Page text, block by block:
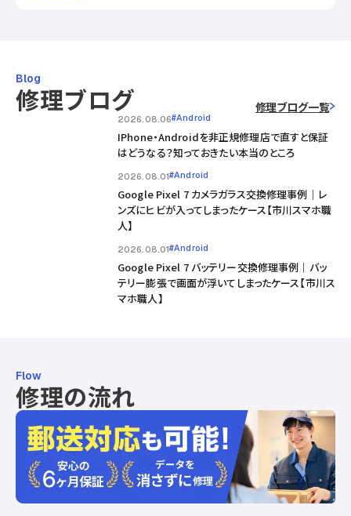
Blog
修理ブログ 修理ブログ一覧
2026.08.06#Android
IPhone・Androidを非正規修理店で直すと保証
はどうなる？知っておきたい本当のところ
2026.08.01#Android
Google Pixel 7 カメラガラス交換修理事例｜レ
ンズにヒビが入ってしまったケース【市川スマホ職
人】
2026.08.01#Android
Google Pixel 7 バッテリー交換修理事例｜バッ
テリー膨張で画面が浮いてしまったケース【市川ス
マホ職人】
Flow
修理の流れ